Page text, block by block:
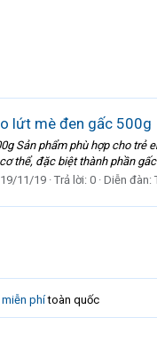
lứt mè đen gấc 500g
Sản phẩm phù hợp cho trẻ
thể, đặc biệt thành phần
19/11/19 Trả lời: 0 Diễn đàn:
phítoàn quốc